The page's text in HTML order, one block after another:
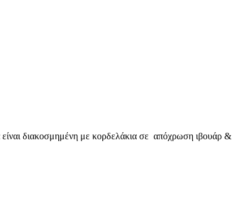
διακοσμημένη με κορδελάκια σε απόχρωση ιβουάρ &